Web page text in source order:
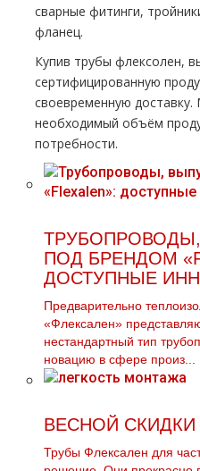
сварные фитинги,
фланец.
Купив тpубы флексолен,
сертифицированную
своевременную
необходимый объём
потребности.
ПОД БРЕНДОМ
ДОСТУПНЫЕ
Предварительно
«Флексален»
нестандартный тип
новацию в сфере произ...
ВЕСНОЙ СКИДКИ
Трубы Флексален для